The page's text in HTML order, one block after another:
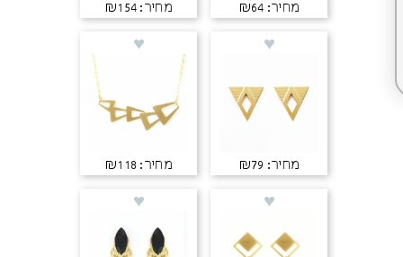
מחיר: ₪64 מחיר: ₪154
מחיר: ₪79 מחיר: ₪118